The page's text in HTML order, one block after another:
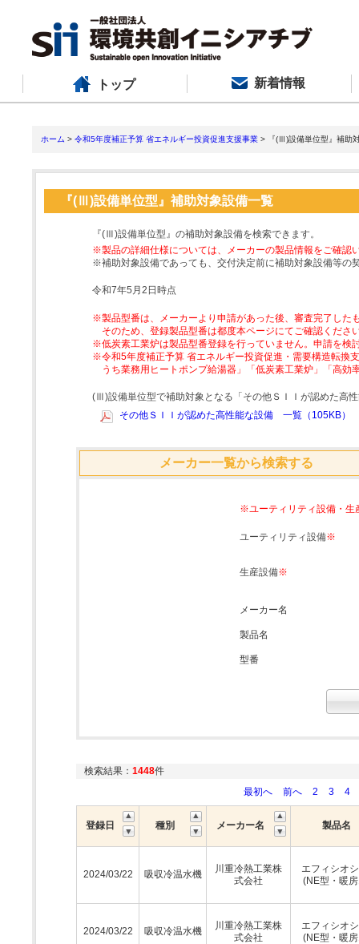
トップ 新着情報
ホーム > 令和5年度補正予算 省エネルギー投資促進支援事業 > 『(Ⅲ)設備単位型』補助
『(Ⅲ)設備単位型』補助対象設備一覧
『(Ⅲ)設備単位型』の補助対象設備を検索できます。
※製品の詳細仕様については、メーカーの製品情報をご確認
※補助対象設備であっても、交付決定前に補助対象設備等の
令和7年5月2日時点
※製品型番は、メーカーより申請があった後、審査完了した
そのため、登録製品型番は都度本ページにてご確認くださ
※低炭素工業炉は製品型番登録を行っていません。申請を検
※令和5年度補正予算 省エネルギー投資促進・需要構造転換
うち業務用ヒートポンプ給湯器」「低炭素工業炉」「高
(Ⅲ)設備単位型で補助対象となる「その他ＳＩＩが認めた高
その他ＳＩＩが認めた高性能な設備 一覧（105KB）
メーカー一覧から検索する
※ユーティリティ設備・生
ユーティリティ設備※
生産設備※
メーカー名
製品名
型番
検索結果： 1448件
最初へ
前へ 2 3 4
登録日 種別 メーカー名 製品名
2024/03/22 吸収冷温水機
川重冷熱工業株
式会社
エフィシオ
(NE型・暖
2024/03/22 吸収冷温水機
川重冷熱工業株
式会社
エフィシオ
(NE型・暖